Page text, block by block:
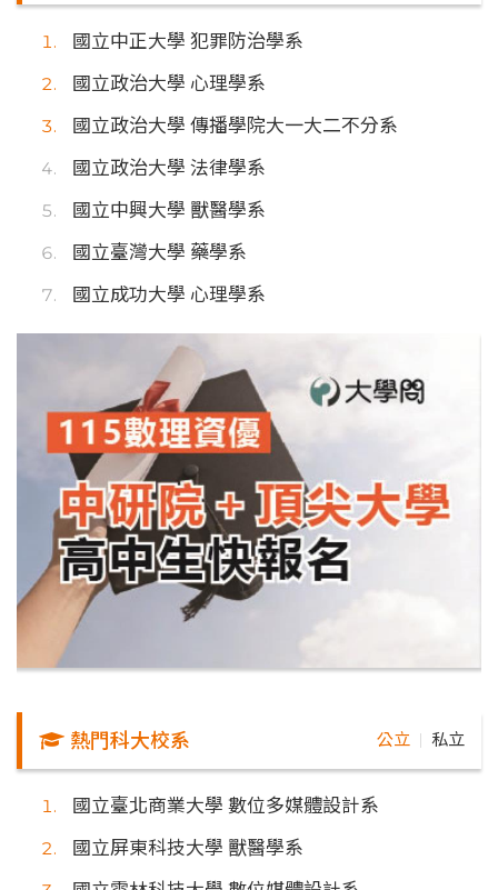
國立中正大學 犯罪防治學系
國立政治大學 心理學系
國立政治大學 傳播學院大一大二不分系
國立政治大學 法律學系
國立中興大學 獸醫學系
國立臺灣大學 藥學系
國立成功大學 心理學系
熱門科大校系 公立 ｜ 私立
國立臺北商業大學 數位多媒體設計系
國立屏東科技大學 獸醫學系